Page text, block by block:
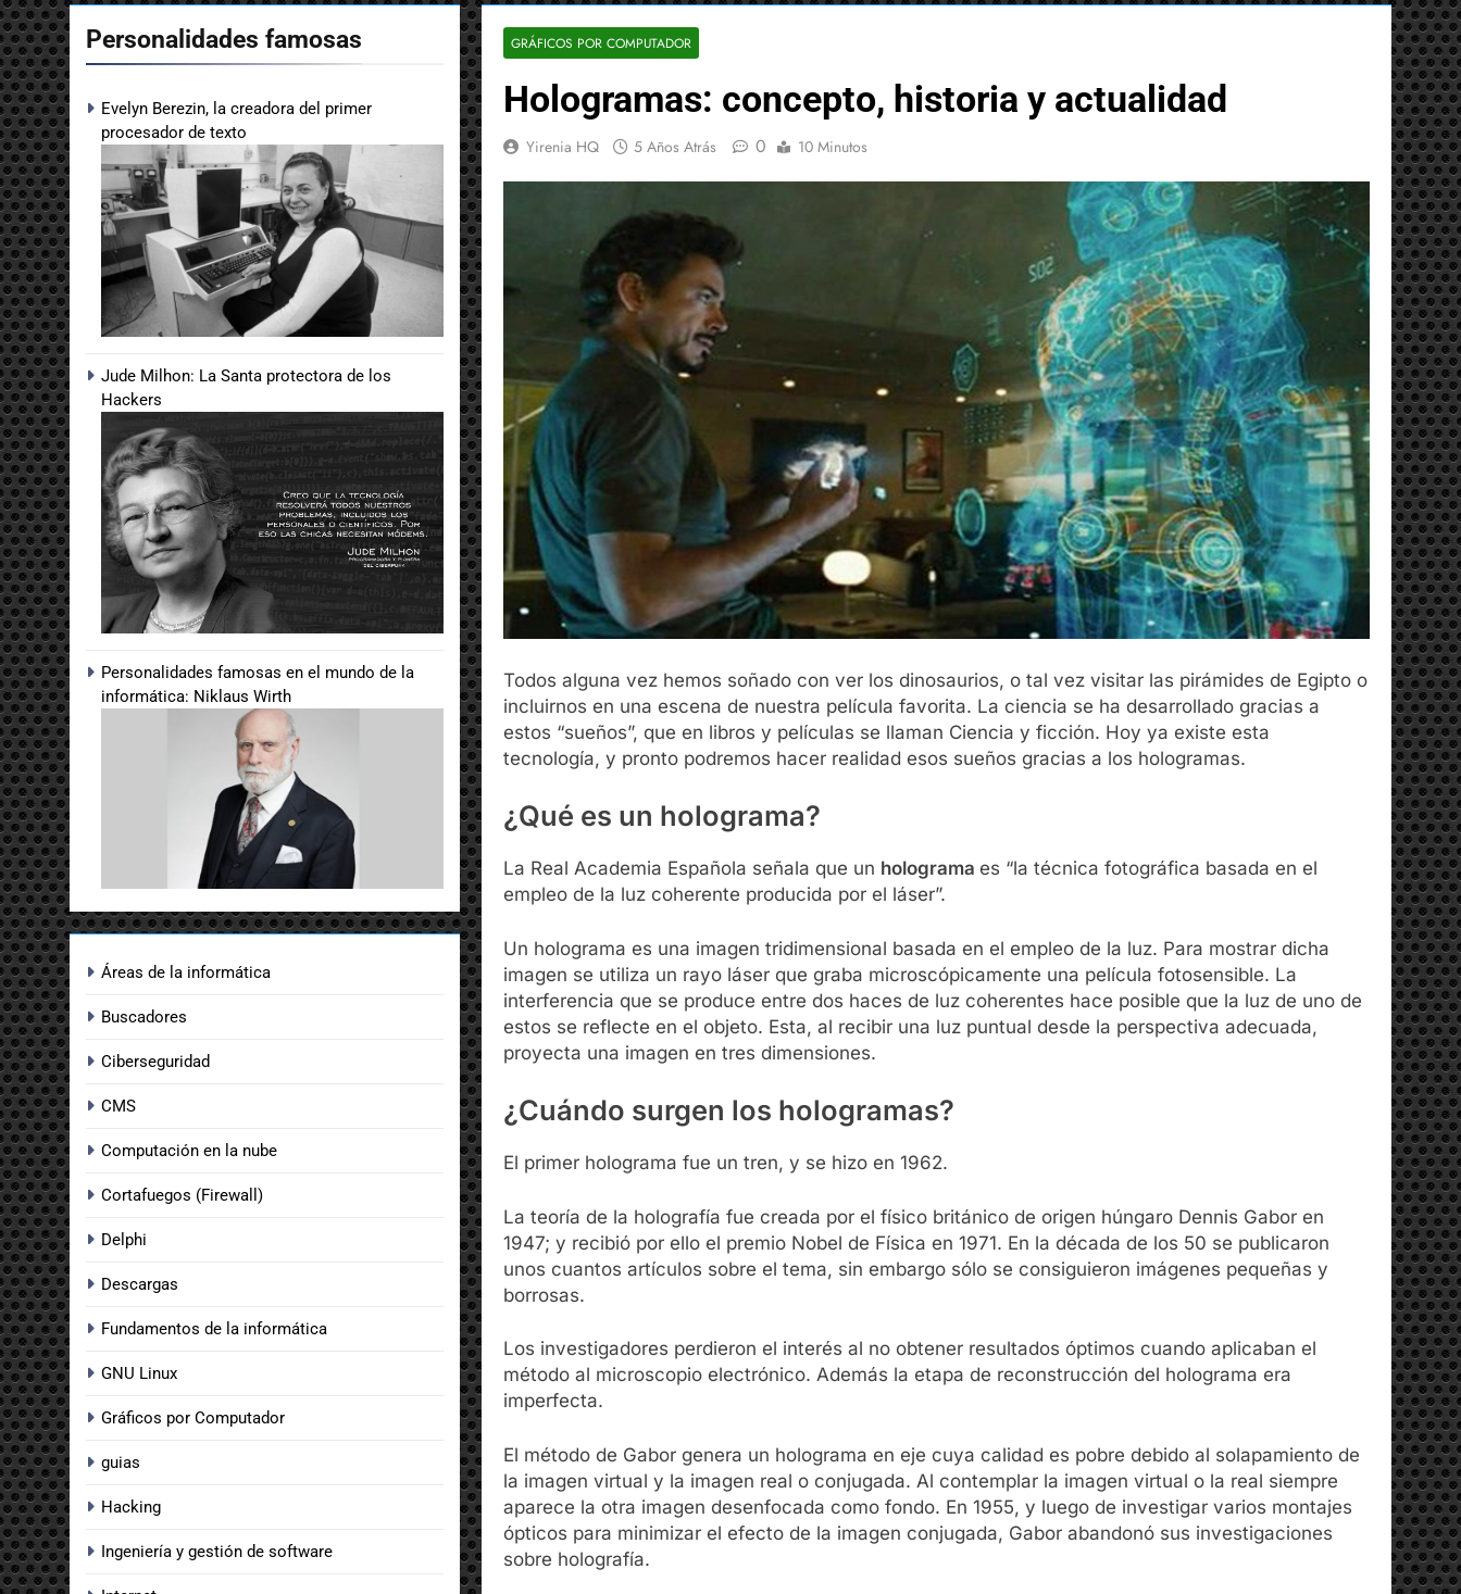
Personalidades famosas
Evelyn Berezin, la creadora del primer
procesador de texto
Jude Milhon: La Santa protectora de los
Hackers
Personalidades famosas en el mundo de la
informática: Niklaus Wirth
Áreas de la informática
Buscadores
Ciberseguridad
CMS
Computación en la nube
Cortafuegos (Firewall)
Delphi
Descargas
Fundamentos de la informática
GNU Linux
Gráficos por Computador
guias
Hacking
Ingeniería y gestión de software
GRÁFICOS POR COMPUTADOR
Hologramas: concepto, historia y actualidad
Yirenia HQ 5 Años Atrás 0 10 Minutos
Todos alguna vez hemos soñado con ver los dinosaurios, o tal vez visitar las pirámides de Egipto o
incluirnos en una escena de nuestra película favorita. La ciencia se ha desarrollado gracias a
estos “sueños”, que en libros y películas se llaman Ciencia y ficción. Hoy ya existe esta
tecnología, y pronto podremos hacer realidad esos sueños gracias a los hologramas.
¿Qué es un holograma?
La Real Academia Española señala que un holograma es “la técnica fotográfica basada en el
empleo de la luz coherente producida por el láser”.
Un holograma es una imagen tridimensional basada en el empleo de la luz. Para mostrar dicha
imagen se utiliza un rayo láser que graba microscópicamente una película fotosensible. La
interferencia que se produce entre dos haces de luz coherentes hace posible que la luz de uno de
estos se reflecte en el objeto. Esta, al recibir una luz puntual desde la perspectiva adecuada,
proyecta una imagen en tres dimensiones.
¿Cuándo surgen los hologramas?
El primer holograma fue un tren, y se hizo en 1962.
La teoría de la holografía fue creada por el físico británico de origen húngaro Dennis Gabor en
1947; y recibió por ello el premio Nobel de Física en 1971. En la década de los 50 se publicaron
unos cuantos artículos sobre el tema, sin embargo sólo se consiguieron imágenes pequeñas y
borrosas.
Los investigadores perdieron el interés al no obtener resultados óptimos cuando aplicaban el
método al microscopio electrónico. Además la etapa de reconstrucción del holograma era
imperfecta.
El método de Gabor genera un holograma en eje cuya calidad es pobre debido al solapamiento de
la imagen virtual y la imagen real o conjugada. Al contemplar la imagen virtual o la real siempre
aparece la otra imagen desenfocada como fondo. En 1955, y luego de investigar varios montajes
ópticos para minimizar el efecto de la imagen conjugada, Gabor abandonó sus investigaciones
sobre holografía.